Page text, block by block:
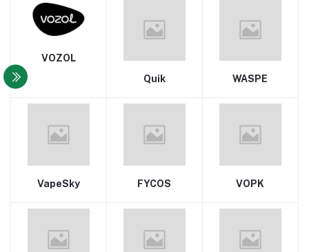
VOZOL
Quik
WASPE
VapeSky FYCOS VOPK